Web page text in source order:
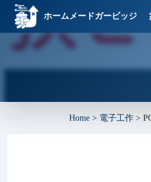
ホームメードガービッジ
Home > 電子工作 >